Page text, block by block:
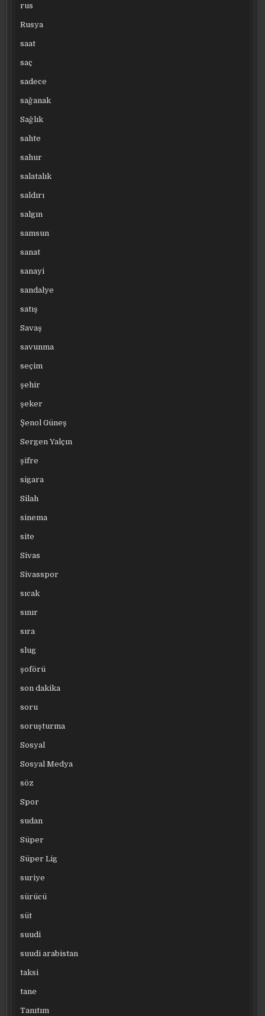
rus
Rusya
saat
saç
sadece
sağanak
Sağlık
sahte
sahur
salatalık
saldırı
salgın
samsun
sanat
sanayi
sandalye
satış
Savaş
savunma
seçim
şehir
şeker
Şenol Güneş
Sergen Yalçın
şifre
sigara
Silah
sinema
site
Sivas
Sivasspor
sıcak
sınır
sıra
slug
şoförü
son dakika
soru
soruşturma
Sosyal
Sosyal Medya
söz
Spor
sudan
Süper
Süper Lig
suriye
sürücü
süt
suudi
suudi arabistan
taksi
tane
Tanıtım